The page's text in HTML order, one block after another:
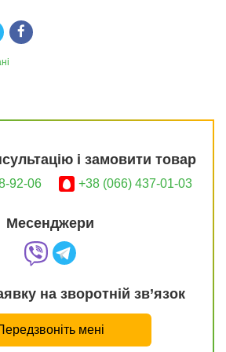
і замовити товар
92-06 +38 (066) 437-01-03
Месенджери
на зворотній зв’язок
мені